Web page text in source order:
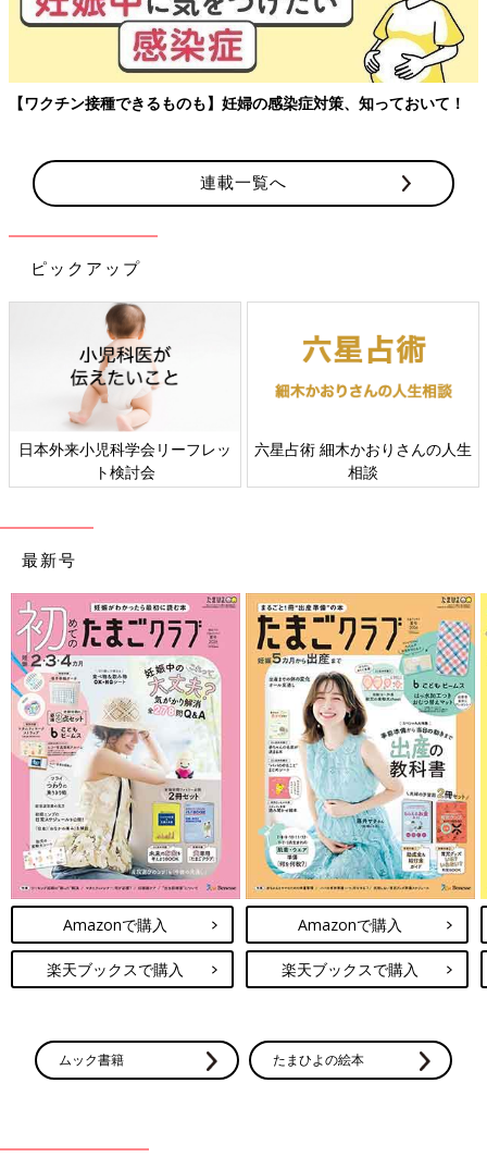
【ワクチン接種できるものも】妊婦の感染症対策、知っておいて！
連載一覧へ
ピックアップ
日本外来小児科学会リーフレッ
ト検討会
六星占術 細木かおりさんの人生
相談
最新号
Amazonで購入
楽天ブックスで購入
Amazonで購入
楽天ブックスで購入
ムック書籍 たまひよの絵本